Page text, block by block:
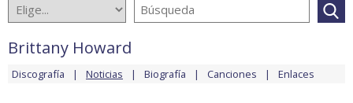
Brittany Howard
Discografía Noticias Biografía Canciones Enlaces